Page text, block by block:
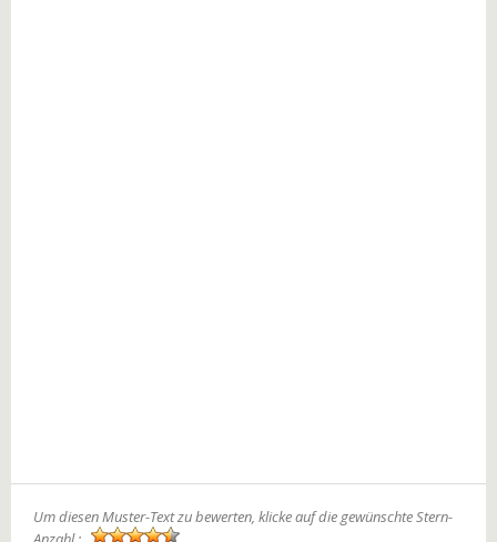
Um diesen Muster-Text zu bewerten, klicke auf die gewünschte Stern-